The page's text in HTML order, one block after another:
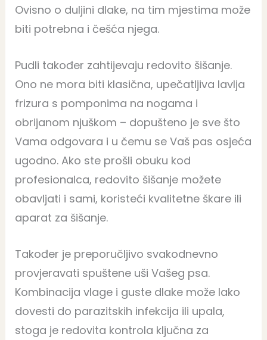
Ovisno o duljini dlake, na tim mjestima može
biti potrebna i češća njega.
Pudli također zahtijevaju redovito šišanje.
Ono ne mora biti klasična, upečatljiva lavlja
frizura s pomponima na nogama i
obrijanom njuškom – dopušteno je sve što
Vama odgovara i u čemu se Vaš pas osjeća
ugodno. Ako ste prošli obuku kod
profesionalca, redovito šišanje možete
obavljati i sami, koristeći kvalitetne škare ili
aparat za šišanje.
Također je preporučljivo svakodnevno
provjeravati spuštene uši Vašeg psa.
Kombinacija vlage i guste dlake može lako
dovesti do parazitskih infekcija ili upala,
stoga je redovita kontrola ključna za